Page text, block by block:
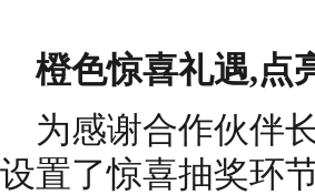
橙色惊喜礼遇,点
为感谢合作伙伴
设置了惊喜抽奖环